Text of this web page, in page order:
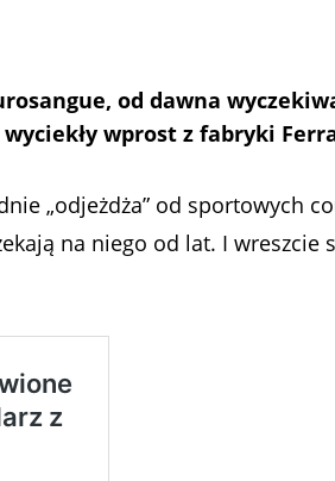
od dawna
wprost z fabryki
„odjeżdża” od sportowych
na niego od lat. I wreszcie